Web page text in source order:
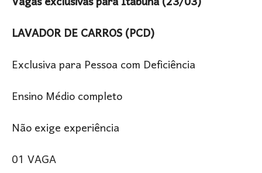
LAVADOR DE CARROS (PCD)
Exclusiva para Pessoa com Deficiência
Ensino Médio completo
Não exige experiência
01 VAGA